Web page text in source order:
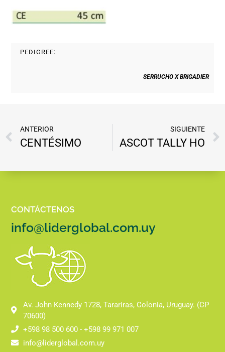
PEDIGREE:
SERRUCHO X BRIGADIER
ANTERIOR
CENTÉSIMO
SIGUIENTE
ASCOT TALLY HO
CONTÁCTENOS
info@liderglobal.com.uy
Av. John Kennedy 1728, Tarariras, Colonia, Uruguay. (CP
70600)
+598 98 500 600 - +598 99 971 007
info@liderglobal.com.uy